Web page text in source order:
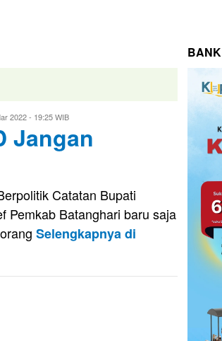
2022 - 19:25 WIB
Jangan
Catatan Bupati
Pemkab Batanghari baru saja
Selengkapnya di